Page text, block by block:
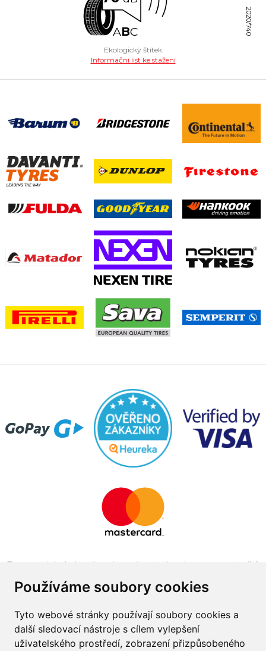
Používáme soubory cookies
Tyto webové stránky používají soubory cookies a
další sledovací nástroje s cílem vylepšení
uživatelského prostředí, zobrazení přizpůsobeného
ABC 2020/740
Ekologický štítek
Informační list ke stažení
Tento projekt byl realizován za finanční podpory z prostředků
obchodu v programu The Country for the Future